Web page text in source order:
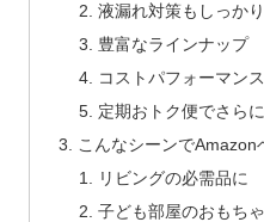
液漏れ対策もしっかり
豊富なラインナップ
コストパフォーマン
定期おトク便でさら
こんなシーンでAmazon
リビングの必需品に
子ども部屋のおもち